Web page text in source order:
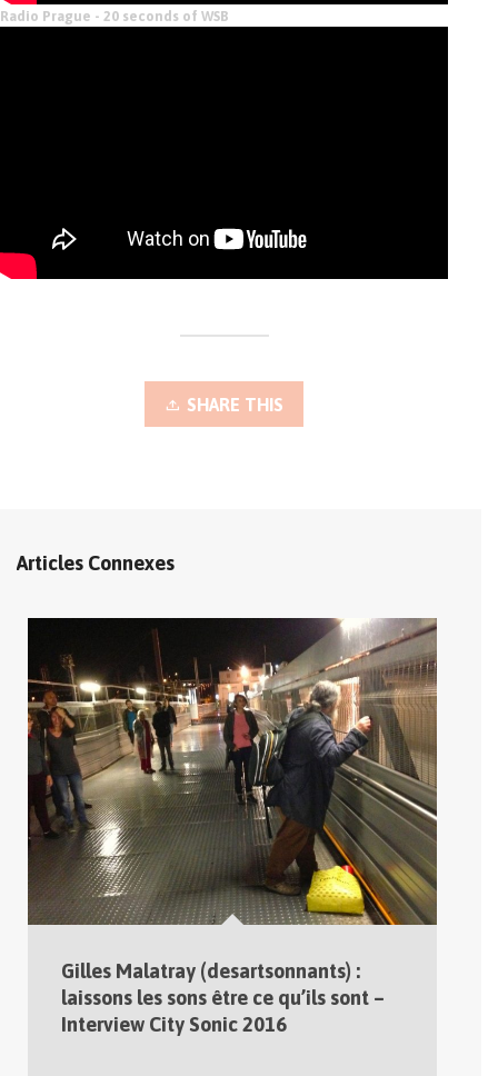
Radio Prague - 20 seconds of WSB
SHARE THIS
Articles Connexes
Gilles Malatray (desartsonnants) :
laissons les sons être ce qu’ils sont –
Interview City Sonic 2016